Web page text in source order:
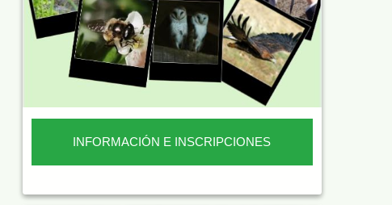
INFORMACIÓN E INSCRIPCIONES